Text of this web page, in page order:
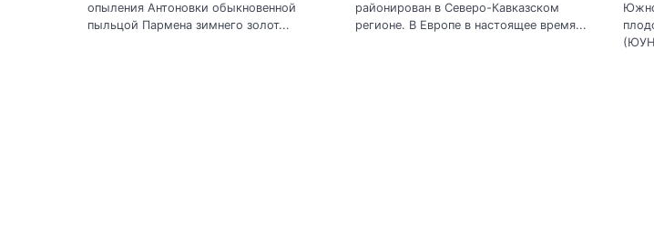
опыления Антоновки обыкновенной
пыльцой Пармена зимнего золот...
районирован в Северо-Кавказском
регионе. В Европе в настоящее время...